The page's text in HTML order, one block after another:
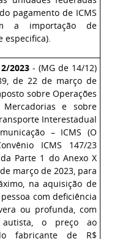
pagamento de ICMS
a importação de
especifica).
2023 - (MG de 14/12)
de 22 de março de
sobre Operações
e sobre
Interestadual
– ICMS (O
ICMS 147/23
Parte 1 do Anexo X
março de 2023, para
na aquisição de
com deficiência
ou profunda, com
o preço ao
fabricante de R$